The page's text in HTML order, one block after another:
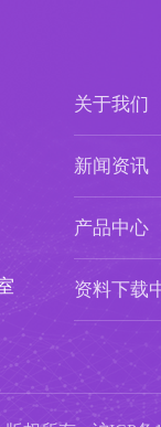
关于我们
新闻资讯
产品中心
资料下载